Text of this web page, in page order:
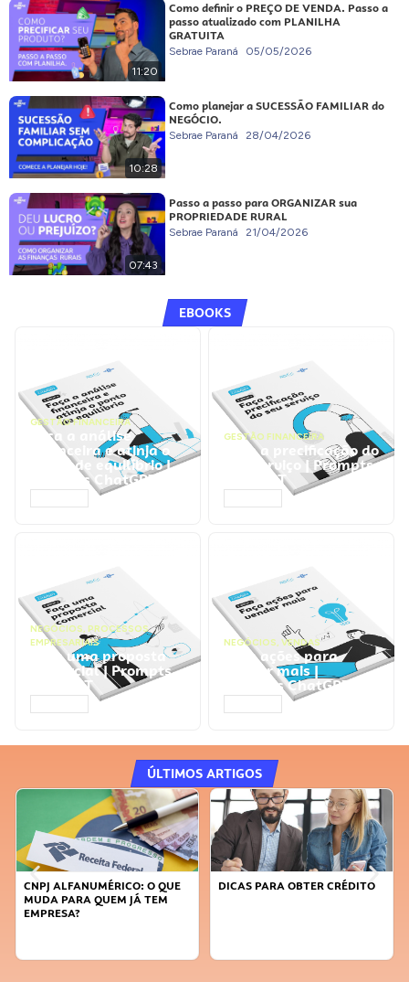
11:20
Como definir o PREÇO DE VENDA. Passo a
passo atualizado com PLANILHA
GRATUITA
Sebrae Paraná 05/05/2026
10:28
Como planejar a SUCESSÃO FAMILIAR do
NEGÓCIO.
Sebrae Paraná 28/04/2026
07:43
Passo a passo para ORGANIZAR sua
PROPRIEDADE RURAL
Sebrae Paraná 21/04/2026
EBOOKS
GESTÃO FINANCEIRA
Faça a análise
financeira e atinja o
ponto de equilíbrio |
Prompts ChatGPT
GESTÃO FINANCEIRA
Faça a precificação do
seu serviço | Prompts
ChatGPT
NEGÓCIOS, PROCESSOS
EMPRESARIAIS
Faça uma proposta
comercial | Prompts
ChatGPT
NEGÓCIOS, VENDAS
Faça ações para
vender mais |
Prompts ChatGPT
ÚLTIMOS ARTIGOS
CNPJ ALFANUMÉRICO: O QUE
MUDA PARA QUEM JÁ TEM
EMPRESA?
DICAS PARA OBTER CRÉDITO